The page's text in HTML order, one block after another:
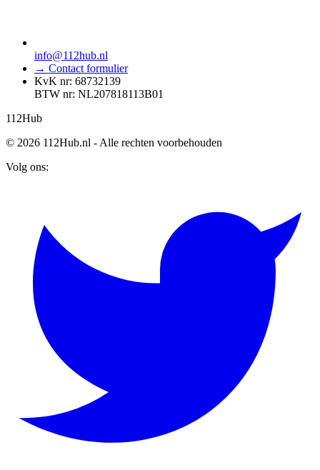
info@112hub.nl
→ Contact formulier
KvK nr: 68732139
BTW nr: NL207818113B01
112Hub
© 2026 112Hub.nl - Alle rechten voorbehouden
Volg ons: